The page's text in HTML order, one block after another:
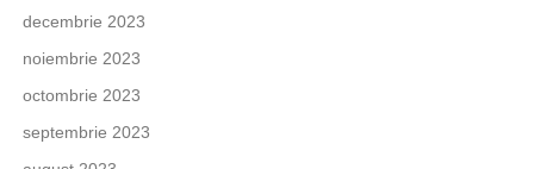
decembrie 2023
noiembrie 2023
octombrie 2023
septembrie 2023